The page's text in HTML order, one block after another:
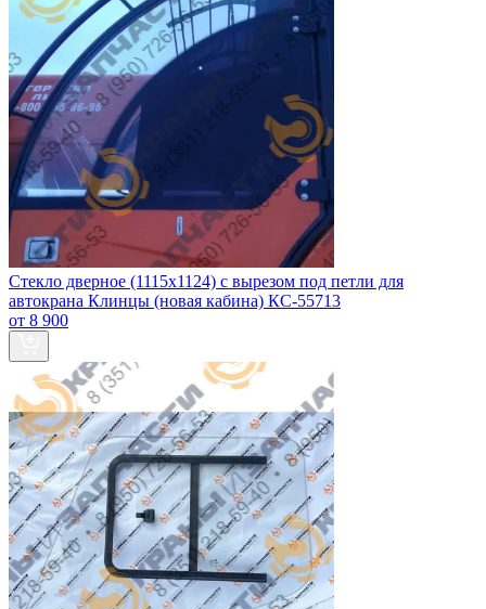
Стекло дверное (1115x1124) с вырезом под петли для
автокрана Клинцы (новая кабина) КС-55713
от 8 900